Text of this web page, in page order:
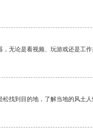
无论是看视频、玩游戏还是工
找到目的地，了解当地的风土人